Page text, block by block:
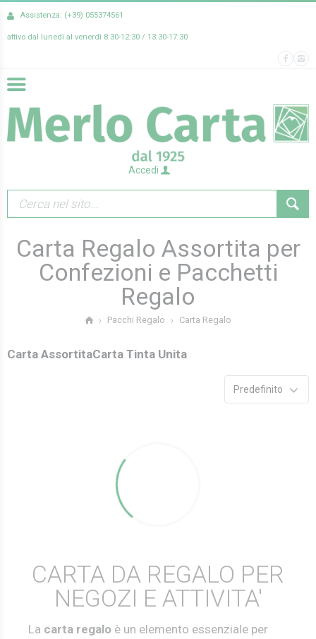
Assistenza: (+39) 055374561
attivo dal lunedì al venerdì 8:30-12:30 / 13:30-17:30
Accedi
Carta Regalo Assortita per
Confezioni e Pacchetti
Regalo
Pacchi Regalo Carta Regalo
Carta AssortitaCarta Tinta Unita
Predefinito
CARTA DA REGALO PER
NEGOZI E ATTIVITA'
La carta regalo è un elemento essenziale per